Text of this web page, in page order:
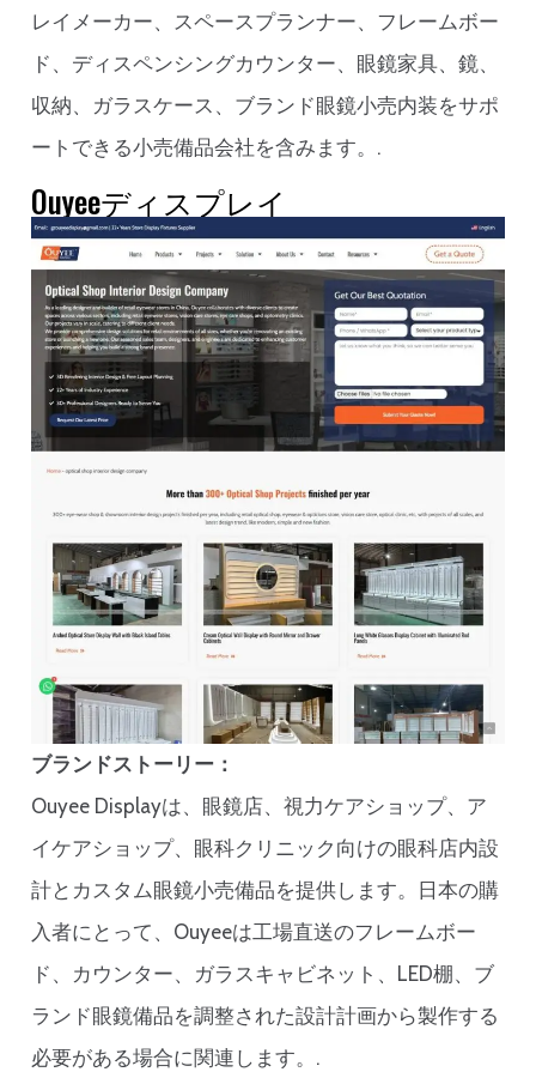
レイメーカー、スペースプランナー、フレームボー
ド、ディスペンシングカウンター、眼鏡家具、鏡、
収納、ガラスケース、ブランド眼鏡小売内装をサポ
ートできる小売備品会社を含みます。.
Ouyeeディスプレイ
ブランドストーリー：
Ouyee Displayは、眼鏡店、視力ケアショップ、ア
イケアショップ、眼科クリニック向けの眼科店内設
計とカスタム眼鏡小売備品を提供します。日本の購
入者にとって、Ouyeeは工場直送のフレームボー
ド、カウンター、ガラスキャビネット、LED棚、ブ
ランド眼鏡備品を調整された設計計画から製作する
必要がある場合に関連します。.